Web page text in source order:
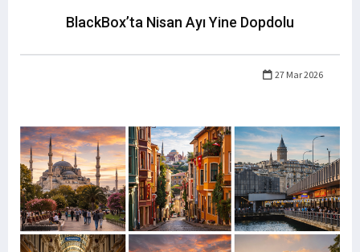
BlackBox’ta Nisan Ayı Yine Dopdolu
27 Mar 2026